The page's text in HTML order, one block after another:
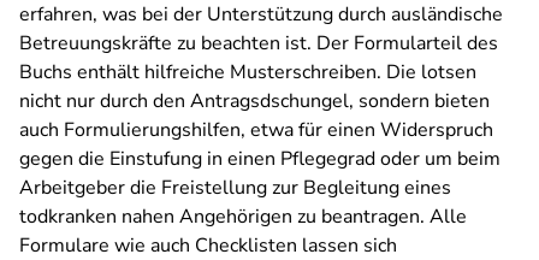
erfahren, was bei der Unterstützung durch ausländische
Betreuungskräfte zu beachten ist. Der Formularteil des
Buchs enthält hilfreiche Musterschreiben. Die lotsen
nicht nur durch den Antragsdschungel, sondern bieten
auch Formulierungshilfen, etwa für einen Widerspruch
gegen die Einstufung in einen Pflegegrad oder um beim
Arbeitgeber die Freistellung zur Begleitung eines
todkranken nahen Angehörigen zu beantragen. Alle
Formulare wie auch Checklisten lassen sich